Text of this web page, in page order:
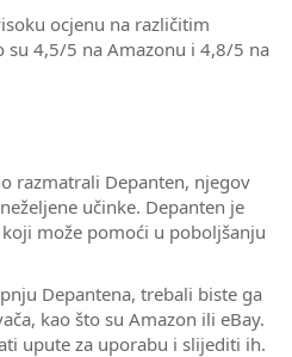
ocjenu na različitim
su 4,5/5 na Amazonu i 4,8/5 na
razmatrali Depanten, njegov
učinke. Depanten je
može pomoći u poboljšanju
Depantena, trebali biste ga
kao što su Amazon ili eBay.
upute za uporabu i slijediti ih.